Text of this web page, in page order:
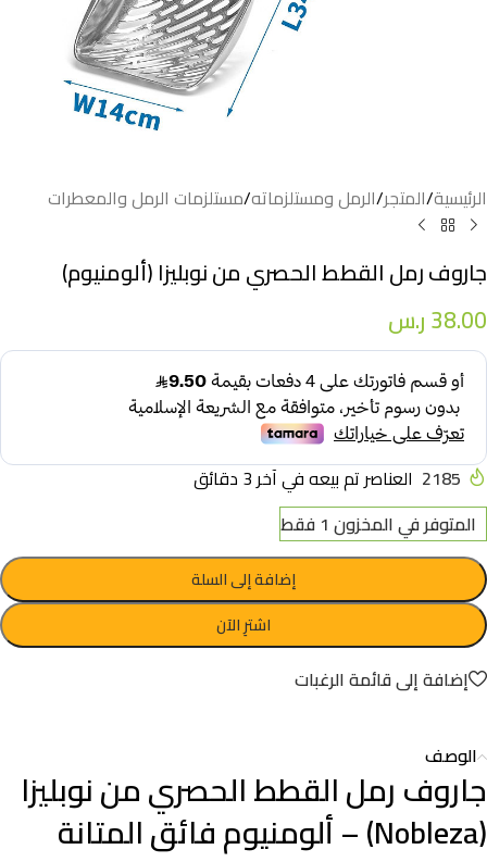
الرئيسية/المتجر/الرمل ومستلزماته/مستلزمات الرمل والمعطرات
جاروف رمل القطط الحصري من نوبليزا (ألومنيوم)
38.00ر.س
2185 العناصر تم بيعه في آخر 3 دقائق
المتوفر في المخزون 1 فقط
إضافة إلى السلة
اشترِ الآن
إضافة إلى قائمة الرغبات
الوصف
جاروف رمل القطط الحصري من نوبليزا
(Nobleza) – ألومنيوم فائق المتانة